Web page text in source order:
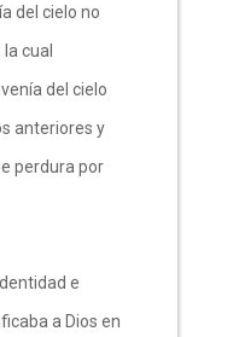
del cielo no
cual
del cielo
anteriores y
perdura por
e
a Dios en